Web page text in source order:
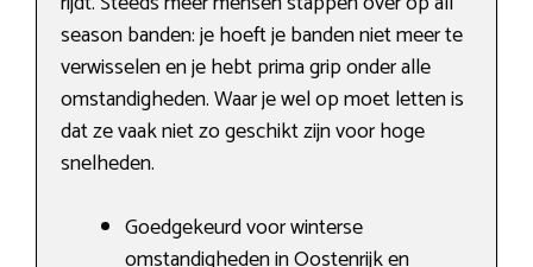
season banden: je hoeft je banden niet meer te
verwisselen en je hebt prima grip onder alle
omstandigheden. Waar je wel op moet letten is
dat ze vaak niet zo geschikt zijn voor hoge
snelheden.
Goedgekeurd voor winterse